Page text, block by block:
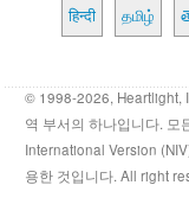
हिन्दी தமிழ்
© 1998-2026, Heartlight,
역 부서의 하나입니다. 모
International Version
용한 것입니다. All right